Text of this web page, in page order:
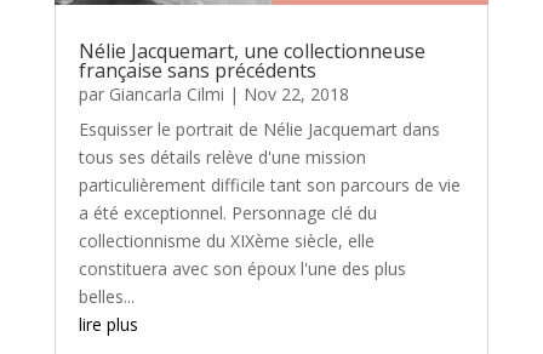
Nélie Jacquemart, une collectionneuse
française sans précédents
par Giancarla Cilmi | Nov 22, 2018
Esquisser le portrait de Nélie Jacquemart dans
tous ses détails relève d'une mission
particulièrement difficile tant son parcours de vie
a été exceptionnel. Personnage clé du
collectionnisme du XIXème siècle, elle
constituera avec son époux l'une des plus
belles...
lire plus